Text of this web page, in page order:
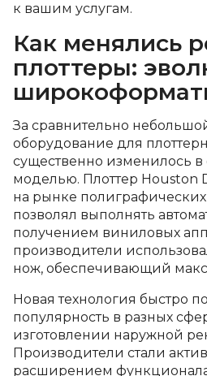
к вашим услугам.
Как менялись
плоттеры:
За сравнительно
оборудование для
существенно изменилось
моделью. Плоттер Houston
на рынке полиграфических
позволял выполнять
получением виниловых
производители
нож, обеспечивающий
Новая технология быстро
популярность в разных
изготовлении наружной
Производители стали
расширением